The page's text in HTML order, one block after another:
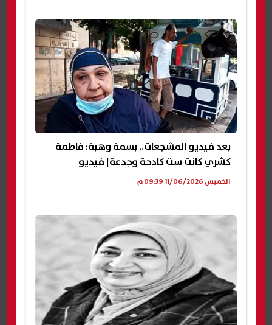
بعد فيديو المشجعات.. بسمة وهبة: فاطمة
كشري كانت ست كادحة وجدعة| فيديو
الخميس 11/06/2026 09:39 م